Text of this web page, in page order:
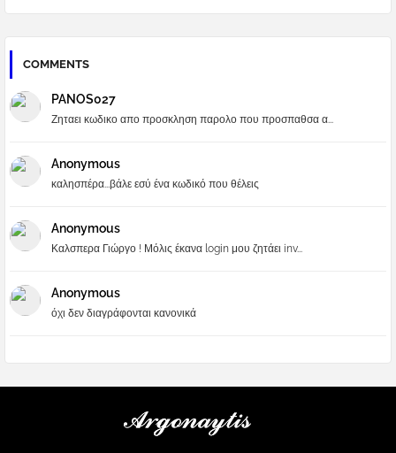
COMMENTS
PANOS027
Ζηταει κωδικο απο προσκληση παρολο που προσπαθσα α...
Anonymous
καλησπέρα...βάλε εσύ ένα κωδικό που θέλεις
Anonymous
Καλσπερα Γιώργο ! Μόλις έκανα login μου ζητάει inv...
Anonymous
όχι δεν διαγράφονται κανονικά